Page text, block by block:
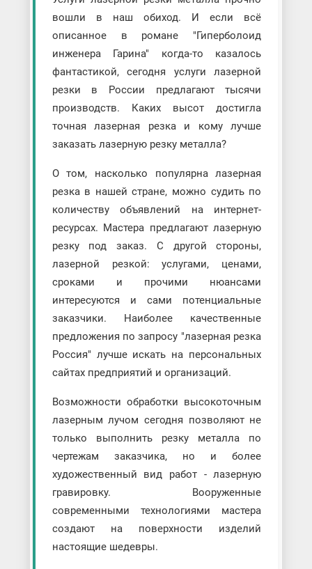
вошли в наш обиход. И если всё
описанное в романе "Гиперболоид
инженера Гарина" когда-то казалось
фантастикой, сегодня услуги лазерной
резки в России предлагают тысячи
производств. Каких высот достигла
точная лазерная резка и кому лучше
заказать лазерную резку металла?
О том, насколько популярна лазерная
резка в нашей стране, можно судить по
количеству объявлений на интернет-
ресурсах. Мастера предлагают лазерную
резку под заказ. С другой стороны,
лазерной резкой: услугами, ценами,
сроками и прочими нюансами
интересуются и сами потенциальные
заказчики. Наиболее качественные
предложения по запросу "лазерная резка
Россия" лучше искать на персональных
сайтах предприятий и организаций.
Возможности обработки высокоточным
лазерным лучом сегодня позволяют не
только выполнить резку металла по
чертежам заказчика, но и более
художественный вид работ - лазерную
гравировку. Вооруженные
современными технологиями мастера
создают на поверхности изделий
настоящие шедевры.